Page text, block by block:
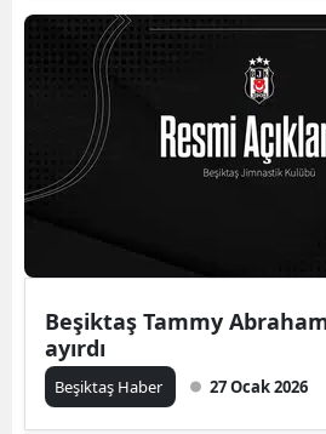
Beşiktaş Tammy
ayırdı
Beşiktaş Haber 27 Ocak 2026